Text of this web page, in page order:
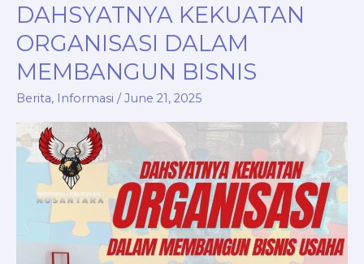
DAHSYATNYA KEKUATAN
ORGANISASI DALAM
MEMBANGUN BISNIS
Berita, Informasi /June 21, 2025
DAHSYATNYA
KEKUATAN
ORGANISASI
DALAM
MEMBANGUN
BISNIS